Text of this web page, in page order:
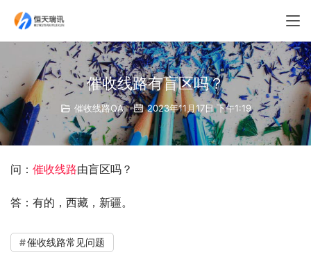
催收线路有盲区吗？
催收线路QA 2023年11月17日 下午1:19
问： 催收线路由盲区吗？
答：有的，西藏，新疆。
催收线路常见问题